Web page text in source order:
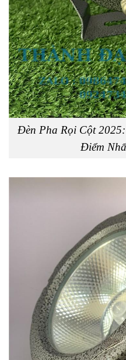
Đèn Pha Rọi Cột
Điểm